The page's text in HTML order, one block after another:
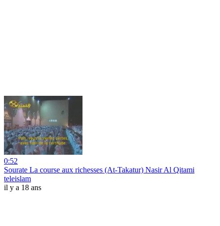
0:52
Sourate La course aux richesses (At-Takatur) Nasir Al Qitami
teleislam
il y a 18 ans